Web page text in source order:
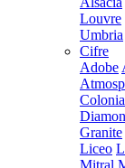
Louvre
Umbria
Cifre
Adobe
Granite
Liceo